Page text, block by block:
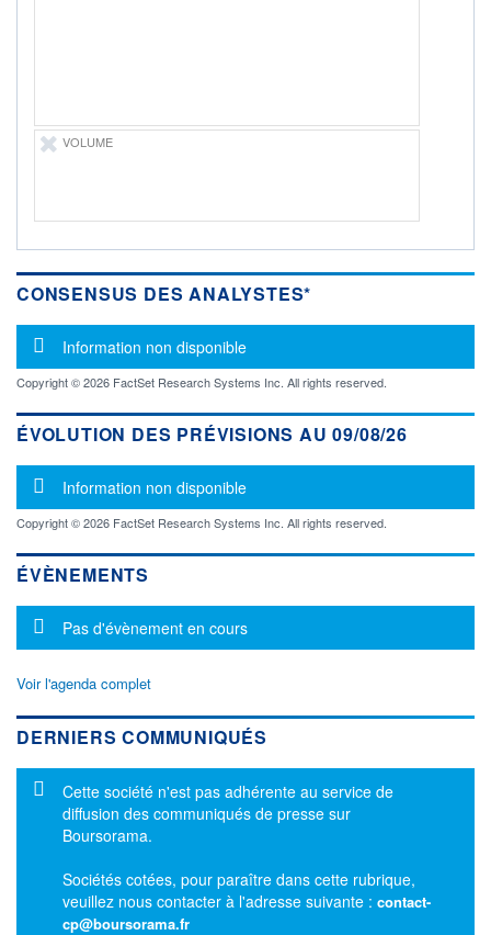
Boursobank
VOLUME
CONSENSUS DES ANALYSTES*
Message d'information
Information non disponible
Copyright © 2026 FactSet Research Systems Inc. All rights reserved.
ÉVOLUTION DES PRÉVISIONS AU 09/08/26
Message d'information
Information non disponible
Copyright © 2026 FactSet Research Systems Inc. All rights reserved.
ÉVÈNEMENTS
Message d'information
Pas d'évènement en cours
Voir l'agenda complet
DERNIERS COMMUNIQUÉS
Message d'information
Cette société n'est pas adhérente au service de
diffusion des communiqués de presse sur
Boursorama.
Sociétés cotées, pour paraître dans cette rubrique,
veuillez nous contacter à l'adresse suivante : contact-
cp@boursorama.fr